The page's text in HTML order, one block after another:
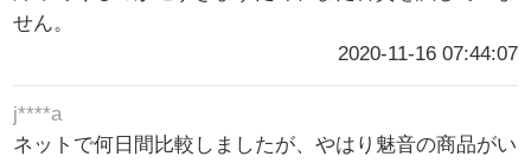
せん。
2020-11-16 07:44:07
j****a
ネットで何日間比較しましたが、やはり魅音の商品がい